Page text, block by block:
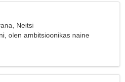
Neitsi
olen ambitsioonikas naine